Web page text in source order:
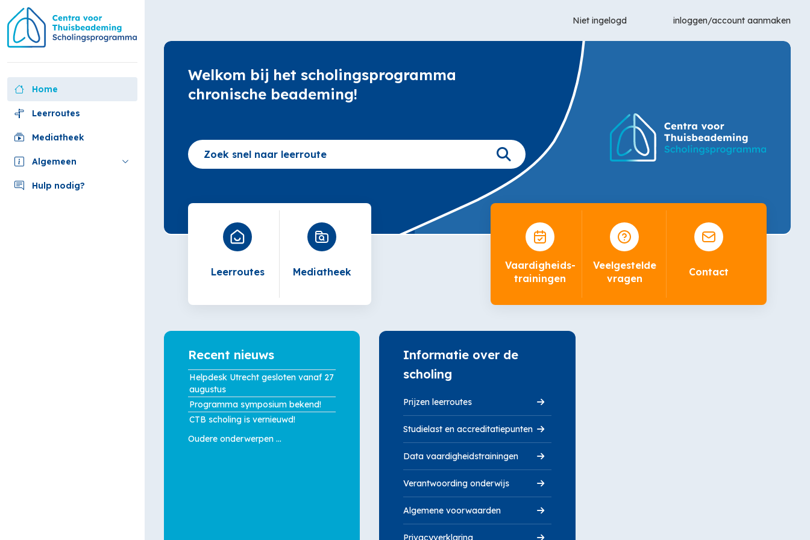
naar
hoofdinhoud
Home
Leerroutes
Mediatheek
Algemeen
Hulp nodig?
Niet ingelogd
Welkom
Welkom bij het scholingsprogramma
chronische beademing!
overslaan
Leerroutes Mediatheek
Vaardigheids-
trainingen
Veelgestelde
vragen
Contact
Recent
nieuws
overslaanRecent nieuws
Helpdesk Utrecht gesloten vanaf 27
augustus
Programma symposium bekend!
CTB scholing is vernieuwd!
Oudere onderwerpen ...
Informatie
scholing
Informatie over de
scholing
Prijzen leerroutes
Studielast en accreditatiepunten
Data vaardigheidstrainingen
Verantwoording onderwijs
Algemene voorwaarden
Privacyverklaring